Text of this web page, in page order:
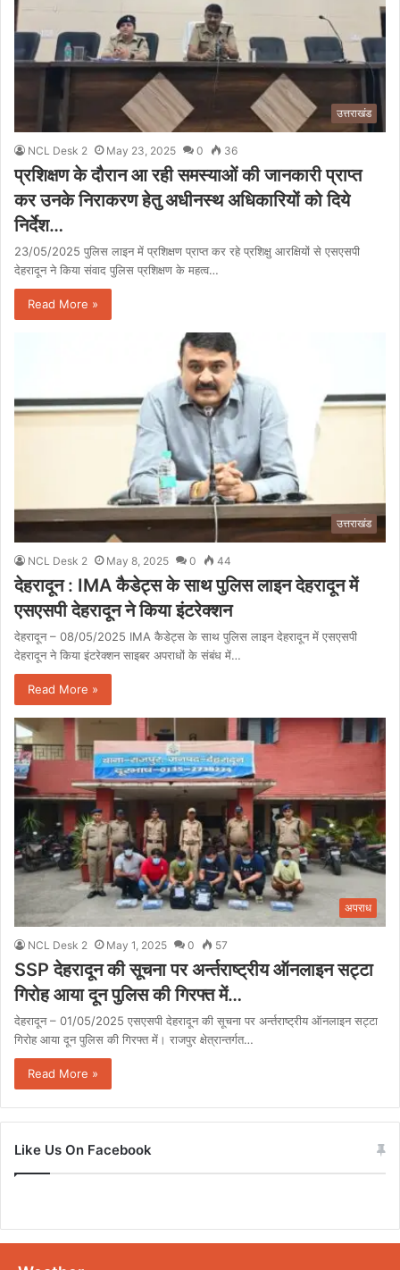
उत्तराखंड
NCL Desk 2 May 23, 2025 0 36
प्रशिक्षण के दौरान आ रही समस्याओं की जानकारी प्राप्त
कर उनके निराकरण हेतु अधीनस्थ अधिकारियों को दिये
निर्देश…
23/05/2025 पुलिस लाइन में प्रशिक्षण प्राप्त कर रहे प्रशिक्षु आरक्षियों से एसएसपी
देहरादून ने किया संवाद पुलिस प्रशिक्षण के महत्व…
Read More »
उत्तराखंड
NCL Desk 2 May 8, 2025 0 44
देहरादून : IMA कैडेट्स के साथ पुलिस लाइन देहरादून में
एसएसपी देहरादून ने किया इंटरेक्शन
देहरादून – 08/05/2025 IMA कैडेट्स के साथ पुलिस लाइन देहरादून में एसएसपी
देहरादून ने किया इंटरेक्शन साइबर अपराधों के संबंध में…
Read More »
अपराध
NCL Desk 2 May 1, 2025 0 57
SSP देहरादून की सूचना पर अर्न्तराष्ट्रीय ऑनलाइन सट्टा
गिरोह आया दून पुलिस की गिरफ्त में…
देहरादून – 01/05/2025 एसएसपी देहरादून की सूचना पर अर्न्तराष्ट्रीय ऑनलाइन सट्टा
गिरोह आया दून पुलिस की गिरफ्त में। राजपुर क्षेत्रान्तर्गत…
Read More »
Like Us On Facebook